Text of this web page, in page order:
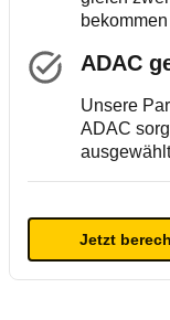
ADAC
Unsere
ADAC
Jetzt